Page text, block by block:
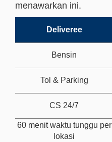
menawarkan ini.
Deliveree
Bensin
Tol & Parking
CS 24/7
60 menit waktu tunggu per
lokasi